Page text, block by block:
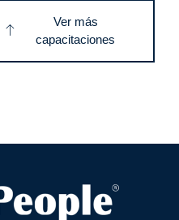
Ver más
capacitaciones